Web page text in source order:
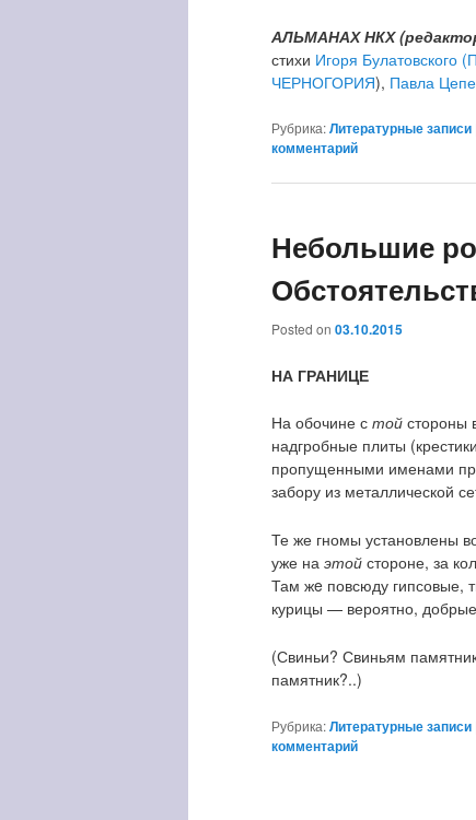
АЛЬМАНАХ НКХ
стихи Игоря Булатовского
ЧЕРНОГОРИЯ), Павла
Рубрика:Литературные записи
комментарий
Небольшие
Posted on 03.10.2015
НА ГРАНИЦЕ
На обочине с той стороны
надгробные плиты
пропущенными именами
забору из металлической
Те же гномы установлены
уже на этой стороне, за
Там жe повсюду гипсовые,
курицы — вероятно,
(Свиньи? Свиньям
памятник?..)
Рубрика:Литературные записи
комментарий